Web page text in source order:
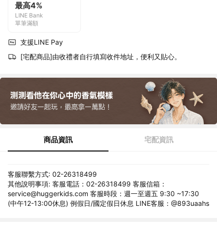
最高4%
LINE Bank
單筆滿額
支援LINE Pay
[宅配商品]由收禮者自行填寫收件地址，便利又貼心。
商品資訊 宅配資訊
客服聯繫方式: 02-26318499
其他說明事項: 客服電話：02-26318499 客服信箱：
service@huggerkids.com 客服時段：週一至週五 9:30 ~17:30
(中午12-13:00休息) 例假日/國定假日休息 LINE客服：@893uaahs